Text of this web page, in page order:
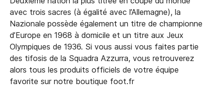
avec trois sacres (à égalité avec l’Allemagne), la
Nazionale possède également un titre de championne
d’Europe en 1968 à domicile et un titre aux Jeux
Olympiques de 1936. Si vous aussi vous faites partie
des tifosis de la Squadra Azzurra, vous retrouverez
alors tous les produits officiels de votre équipe
favorite sur notre boutique foot.fr